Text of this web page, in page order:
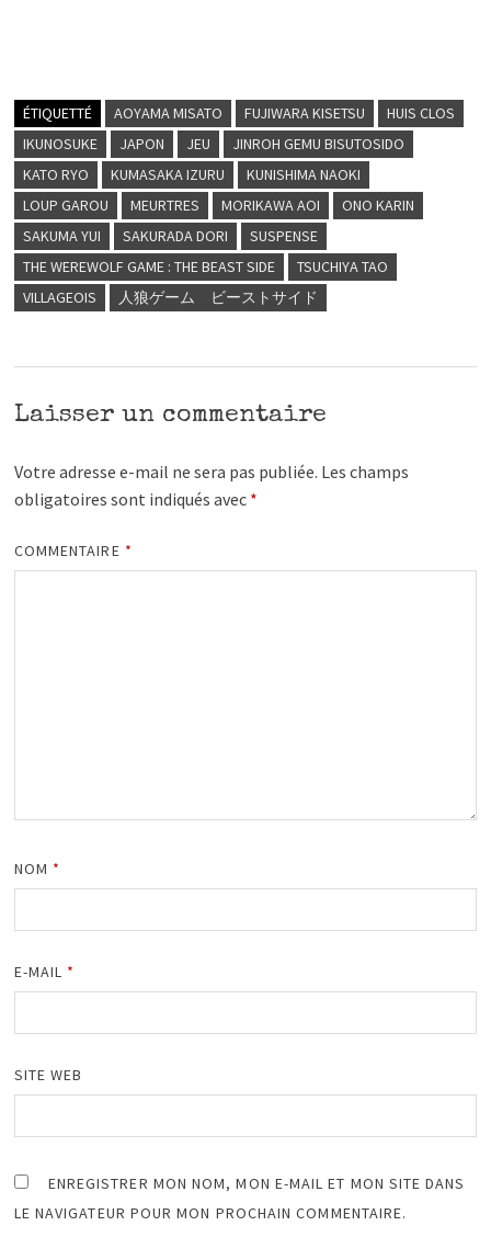
ÉTIQUETTÉ AOYAMA MISATO FUJIWARA KISETSU
HUIS CLOS
IKUNOSUKE
JAPON JEU
JINROH GEMU BISUTOSIDO
KATO RYO
KUMASAKA IZURU
KUNISHIMA NAOKI
LOUP GAROU
MEURTRES MORIKAWA AOI
ONO KARIN
SAKUMA YUI
SAKURADA DORI
SUSPENSE
THE WEREWOLF GAME : THE BEAST SIDE
TSUCHIYA TAO
VILLAGEOIS
人狼ゲーム ビーストサイド
Laisser un commentaire
Votre adresse e-mail ne sera pas publiée. Les champs
obligatoires sont indiqués avec *
COMMENTAIRE *
NOM *
E-MAIL *
SITE WEB
ENREGISTRER MON NOM, MON E-MAIL ET MON SITE DANS
LE NAVIGATEUR POUR MON PROCHAIN COMMENTAIRE.